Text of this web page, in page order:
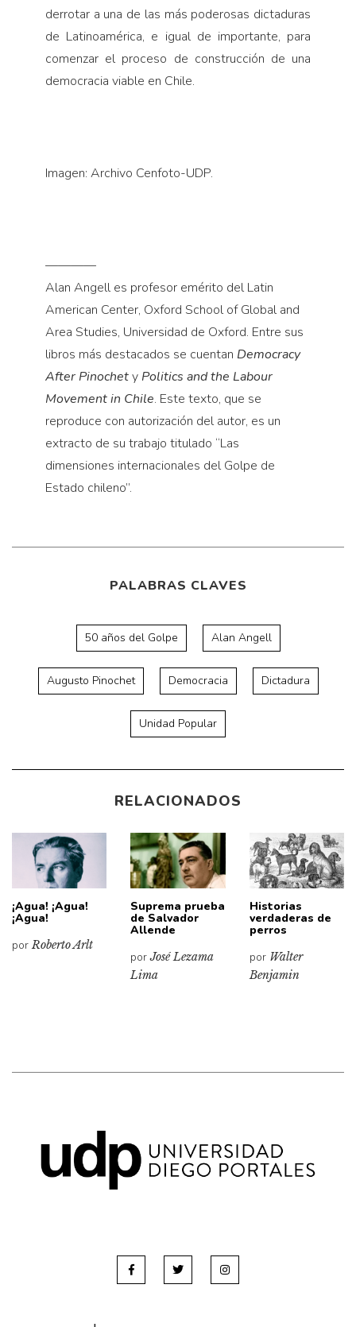
derrotar a una de las más poderosas dictaduras
de Latinoamérica, e igual de importante, para
comenzar el proceso de construcción de una
democracia viable en Chile.
Imagen: Archivo Cenfoto-UDP.
————
Alan Angell es profesor emérito del Latin
American Center, Oxford School of Global and
Area Studies, Universidad de Oxford. Entre sus
libros más destacados se cuentan Democracy
After Pinochety Politics and the Labour
Movement in Chile. Este texto, que se
reproduce con autorización del autor, es un
extracto de su trabajo titulado “Las
dimensiones internacionales del Golpe de
Estado chileno”.
PALABRAS CLAVES
50 años del Golpe Alan Angell
Augusto Pinochet Democracia Dictadura
Unidad Popular
RELACIONADOS
¡Agua! ¡Agua!
¡Agua!
porRoberto Arlt
Suprema prueba
de Salvador
Allende
porJosé Lezama
Lima
Historias
verdaderas de
perros
por Walter
Benjamin